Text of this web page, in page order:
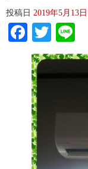
投稿日 2019年5月13日